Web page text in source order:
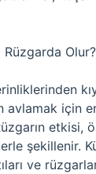
Olur?
avlamak için
etkisi,
şekillenir.
ve